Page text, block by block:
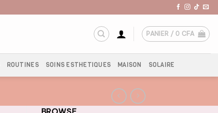
PANIER / 0 CFA
ROUTINES SOINS ESTHETIQUES MAISON SOLAIRE